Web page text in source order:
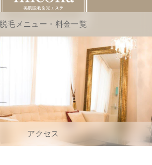
脱毛メニュー・料金一覧
アクセス